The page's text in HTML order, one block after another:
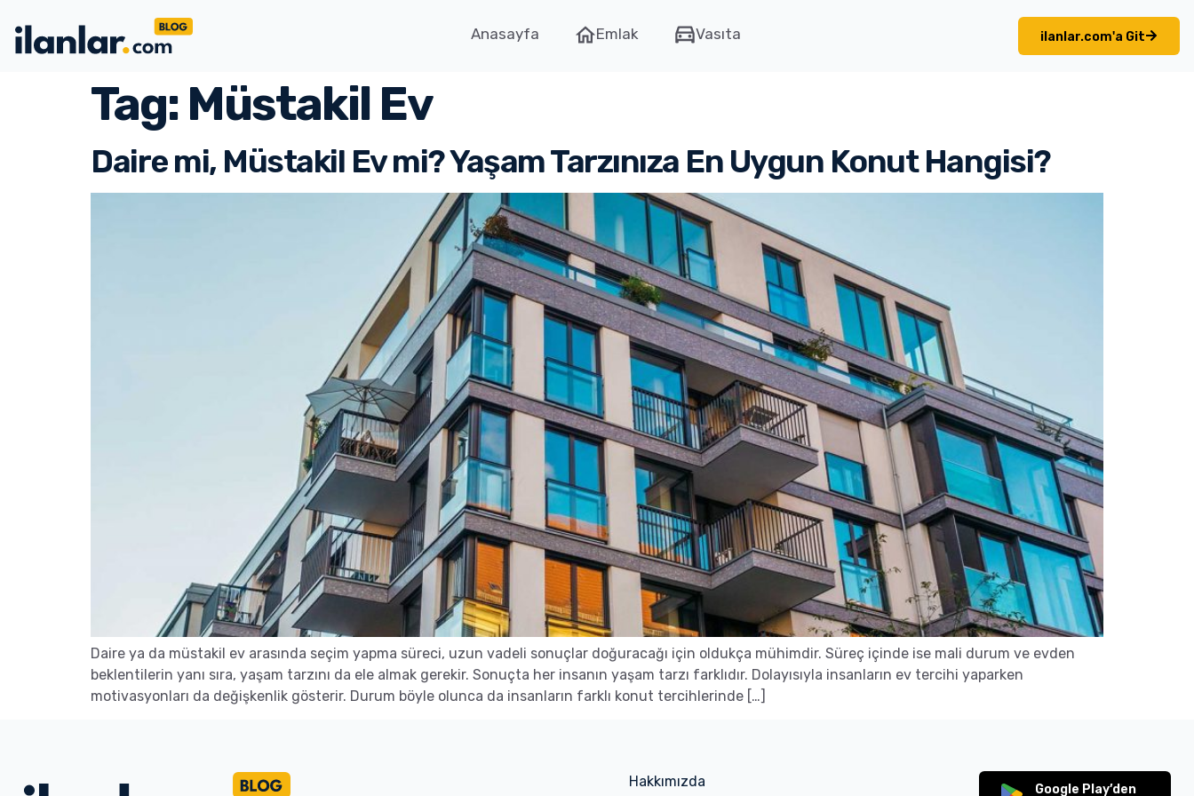
Anasayfa Emlak Vasıta ilanlar.com'a Git
Tag: Müstakil Ev
Daire mi, Müstakil Ev mi? Yaşam Tarzınıza En Uygun Konut Hangisi?
Daire ya da müstakil ev arasında seçim yapma süreci, uzun vadeli sonuçlar doğuracağı için oldukça mühimdir. Süreç içinde ise mali durum ve evden
beklentilerin yanı sıra, yaşam tarzını da ele almak gerekir. Sonuçta her insanın yaşam tarzı farklıdır. Dolayısıyla insanların ev tercihi yaparken
motivasyonları da değişkenlik gösterir. Durum böyle olunca da insanların farklı konut tercihlerinde […]
Hakkımızda
Google Play’den